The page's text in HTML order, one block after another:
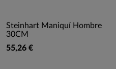
Steinhart Maniquí Hombre
30CM
55,26 €